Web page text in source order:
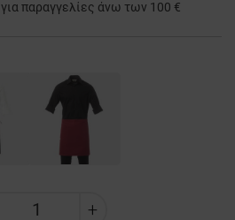
για παραγγελίες άνω των 100 €